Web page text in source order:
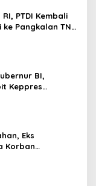
PTDI Kembali
ke Pangkalan TNI
BI,
Keppres
Eks
Korban